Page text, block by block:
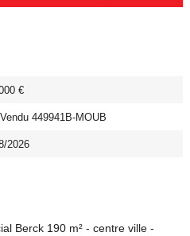
€
449941B-MOUB
2026
Berck 190 m² - centre ville -